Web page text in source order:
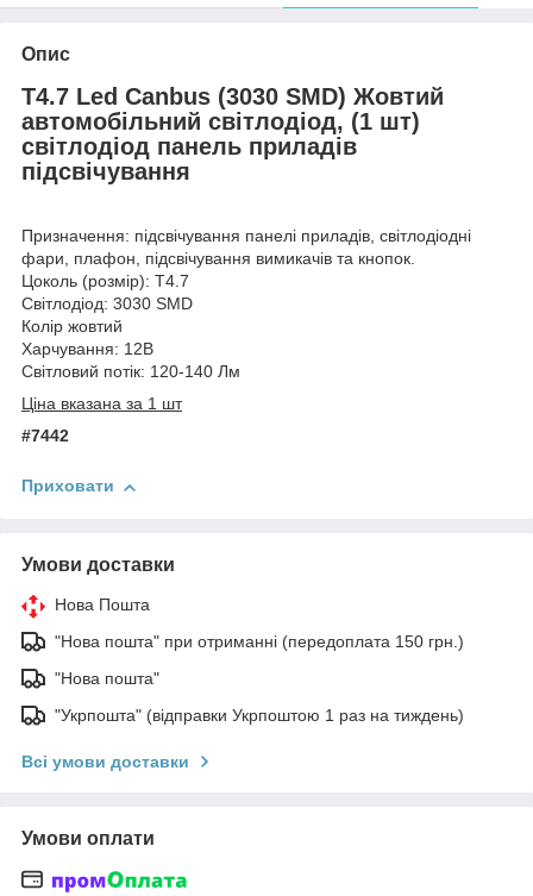
Опис
T4.7 Led Canbus (3030 SMD) Жовтий
автомобільний світлодіод, (1 шт)
світлодіод панель приладів
підсвічування
Призначення: підсвічування панелі приладів, світлодіодні
фари, плафон, підсвічування вимикачів та кнопок.
Цоколь (розмір): T4.7
Світлодіод: 3030 SMD
Колір жовтий
Харчування: 12В
Світловий потік: 120-140 Лм
Ціна вказана за 1 шт
#7442
Приховати
Умови доставки
Нова Пошта
"Нова пошта" при отриманні (передоплата 150 грн.)
"Нова пошта"
"Укрпошта" (відправки Укрпоштою 1 раз на тиждень)
Всі умови доставки
Умови оплати